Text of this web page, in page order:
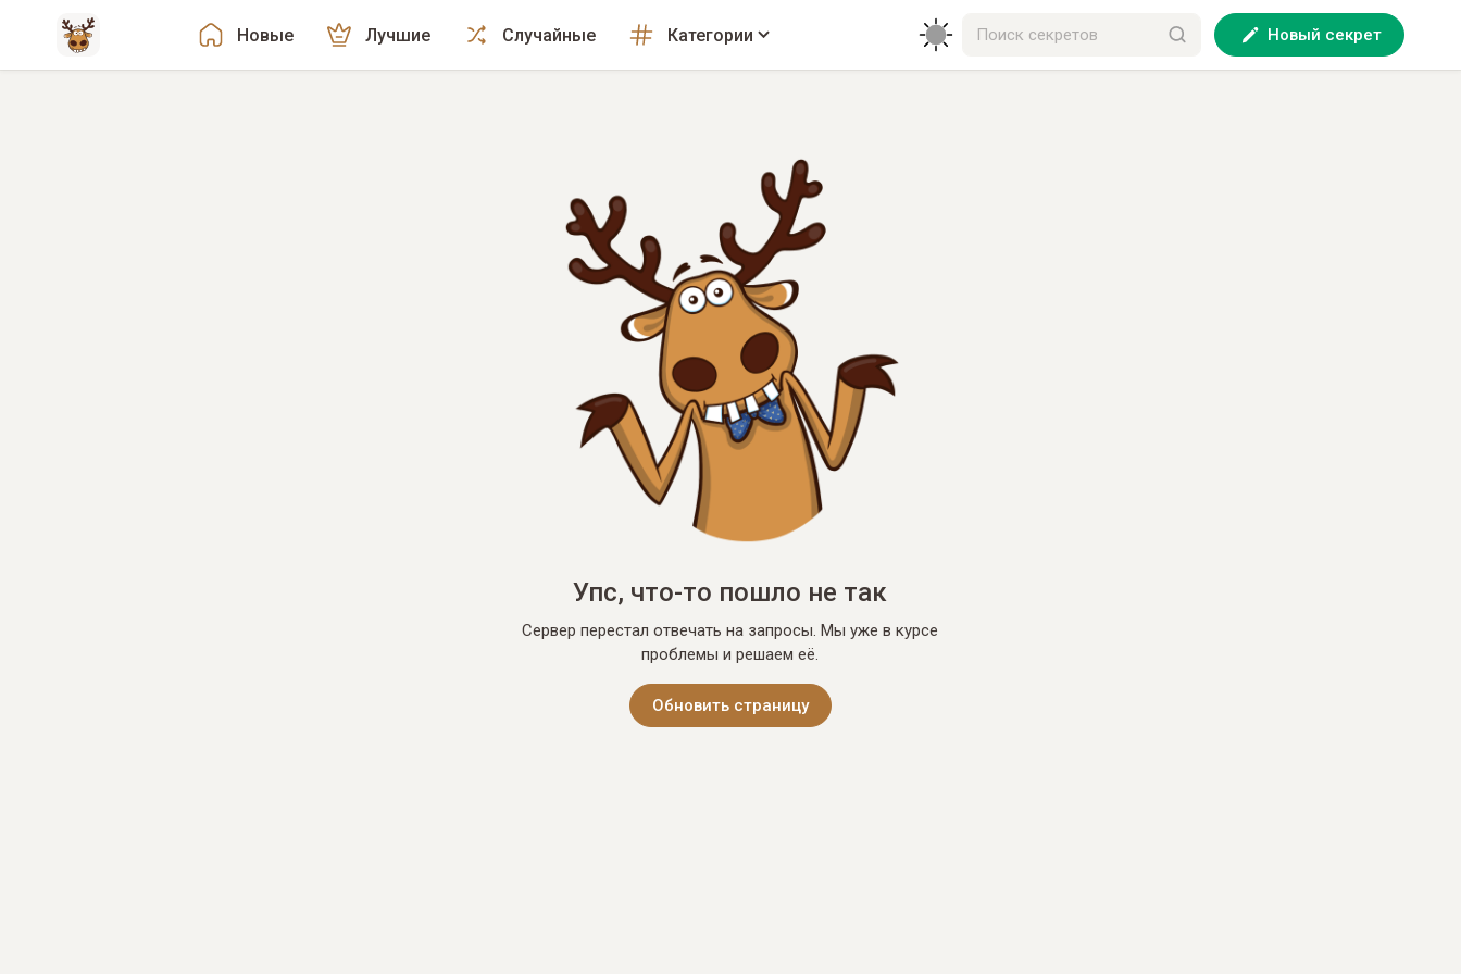
Новые Лучшие Случайные Категории Новый секрет
Упс, что-то пошло не так
Сервер перестал отвечать на запросы. Мы уже в курсе
проблемы и решаем её.
Обновить страницу